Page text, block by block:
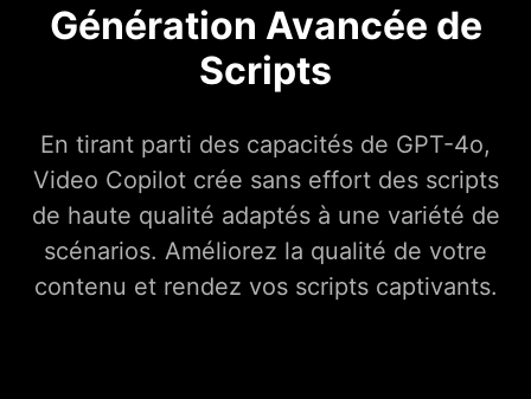
Génération Avancée de
Scripts
En tirant parti des capacités de GPT-4o,
Video Copilot crée sans effort des scripts
de haute qualité adaptés à une variété de
scénarios. Améliorez la qualité de votre
contenu et rendez vos scripts captivants.